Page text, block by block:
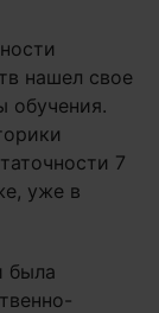
нашел свое
обучения.
7
уже в
была